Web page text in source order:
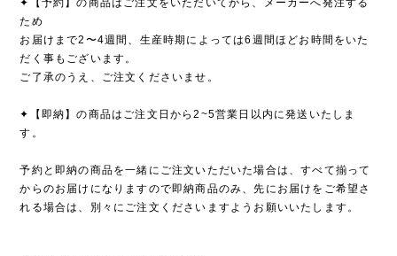
✦【予約】の商品はご注文をいただいてから、メーカーへ発注する
ため
お届けまで2〜4週間、生産時期によっては6週間ほどお時間をいた
だく事もございます。
ご了承のうえ、ご注文くださいませ。
✦【即納】の商品はご注文日から2~5営業日以内に発送いたしま
す。
予約と即納の商品を一緒にご注文いただいた場合は、すべて揃って
からのお届けになりますので即納商品のみ、先にお届けをご希望さ
れる場合は、別々にご注文くださいますようお願いいたします。